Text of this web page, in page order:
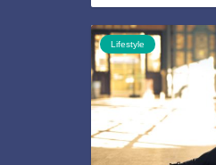
Lifestyle